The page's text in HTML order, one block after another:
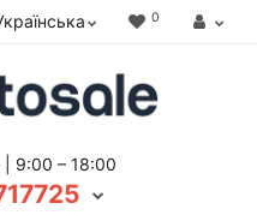
0
| 9:00 – 18:00